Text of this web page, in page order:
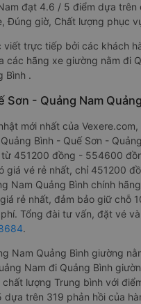
đạt 4.6 / 5 điểm dựa trên
Đúng giờ, Chất lượng phục
viết trực tiếp bởi các khách
các hãng xe giường nằm đi
Bình .
Sơn - Quảng Nam
mới nhất của
Bình - Quế Sơn -
451200 đồng - 554600
giá vé rẻ nhất, chỉ 451200
Nam Quảng Bình chính
rẻ nhất, đảm bảo giữ chỗ
Tổng đài tư vấn, đặt vé
.
Nam Quảng Bình giường
Nam đi Quảng Bình
lượng Trung bình với
trên 319 phản hồi của